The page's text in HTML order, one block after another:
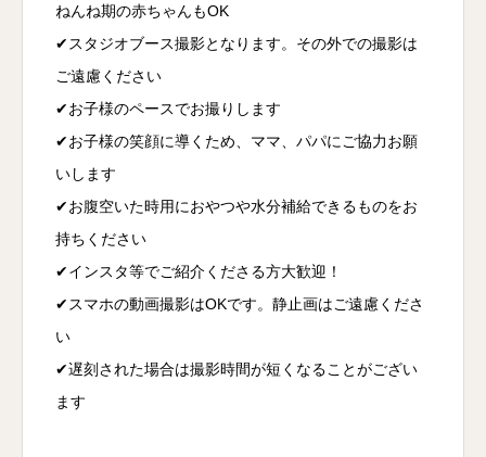
ねんね期の赤ちゃんもOK
✔︎スタジオブース撮影となります。その外での撮影は
ご遠慮ください
✔︎お子様のペースでお撮りします
✔︎お子様の笑顔に導くため、ママ、パパにご協力お願
いします
✔︎お腹空いた時用におやつや水分補給できるものをお
持ちください
✔︎インスタ等でご紹介くださる方大歓迎！
✔︎スマホの動画撮影はOKです。静止画はご遠慮くださ
い
✔︎遅刻された場合は撮影時間が短くなることがござい
ます